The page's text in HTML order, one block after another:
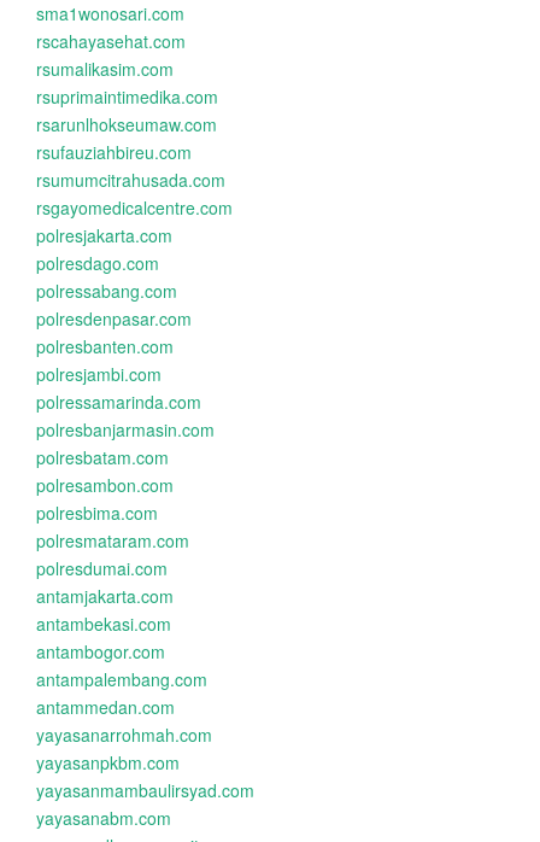
sma1wonosari.com
rscahayasehat.com
rsumalikasim.com
rsuprimaintimedika.com
rsarunlhokseumaw.com
rsufauziahbireu.com
rsumumcitrahusada.com
rsgayomedicalcentre.com
polresjakarta.com
polresdago.com
polressabang.com
polresdenpasar.com
polresbanten.com
polresjambi.com
polressamarinda.com
polresbanjarmasin.com
polresbatam.com
polresambon.com
polresbima.com
polresmataram.com
polresdumai.com
antamjakarta.com
antambekasi.com
antambogor.com
antampalembang.com
antammedan.com
yayasanarrohmah.com
yayasanpkbm.com
yayasanmambaulirsyad.com
yayasanabm.com